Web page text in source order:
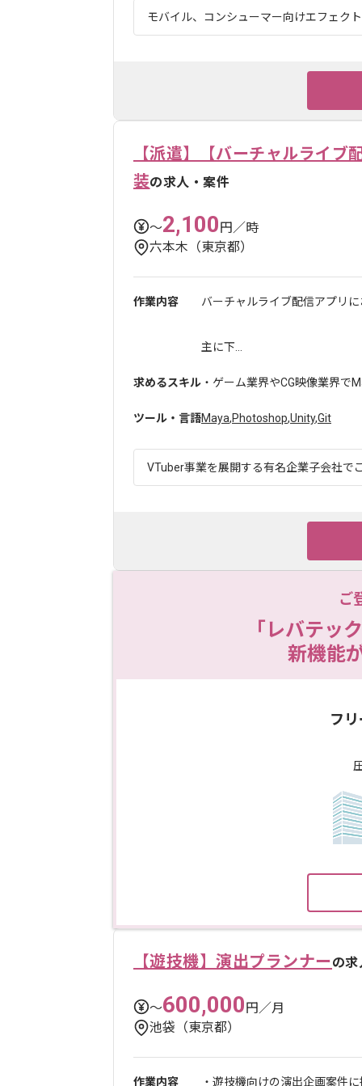
モバイル、コンシューマー向けエフェク
【派遣】【バーチャルライ
装の求人・案件
〜2,100円／時
六本木（東京都）
作業内容 バーチャルライブ配信アプリ
主に下...
求めるスキル ・ゲーム業界やCG映像業界で
ツール・言語Maya,Photoshop,Unity,Git
VTuber事業を展開する有名企業子会社で
ご
「レバテッ
新機能
フ
【遊技機】演出プランナーの
〜600,000円／月
池袋（東京都）
作業内容 ・遊技機向けの演出企画案件